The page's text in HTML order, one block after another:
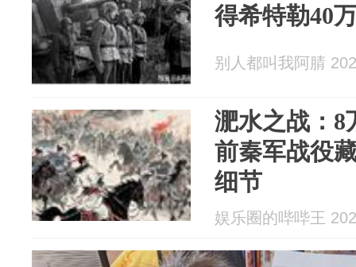
得希特勒40
别人都叫我阿腈
淝水之战：8
前秦军战役
细节
娱乐圈的哔哔王